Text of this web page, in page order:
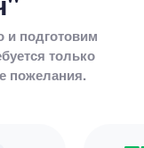
и подготовим
только
пожелания.
и выслуги